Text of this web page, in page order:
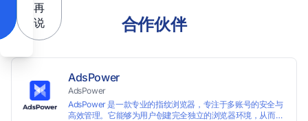
再
说
合作伙伴
AdsPower
AdsPower
AdsPower 是一款专业的指纹浏览器，专注于多账号的安全与
高效管理。它能够为用户创建完全独立的浏览器环境，从而避